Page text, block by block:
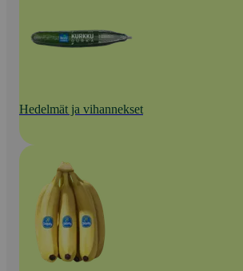
Hedelmät ja vihannekset